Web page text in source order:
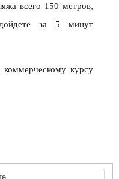
всего 150 метров,
за 5 минут
курсу